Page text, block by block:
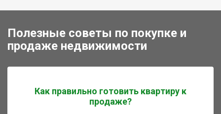
Полезные советы по покупке и
продаже недвижимости
Как правильно готовить квартиру к
продаже?